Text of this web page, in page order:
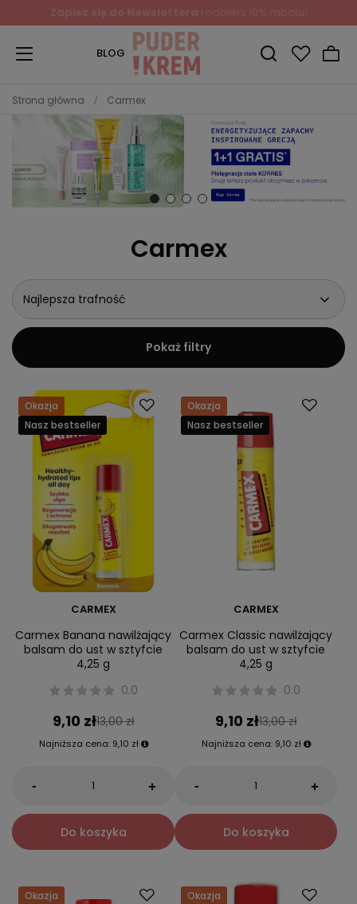
BLOG
Strona główna Carmex
Carmex
Najlepsza trafność
Pokaż filtry
Okazja
Nasz bestseller
CARMEX
Carmex Banana nawilżający
balsam do ust w sztyfcie
4,25 g
0.0
9,10 zł13,00 zł
Najniższa cena: 9,10 zł
- +
Do koszyka
Okazja
Nasz bestseller
CARMEX
Carmex Classic nawilżający
balsam do ust w sztyfcie
4,25 g
0.0
9,10 zł13,00 zł
Najniższa cena: 9,10 zł
- +
Do koszyka
Okazja
Okazja